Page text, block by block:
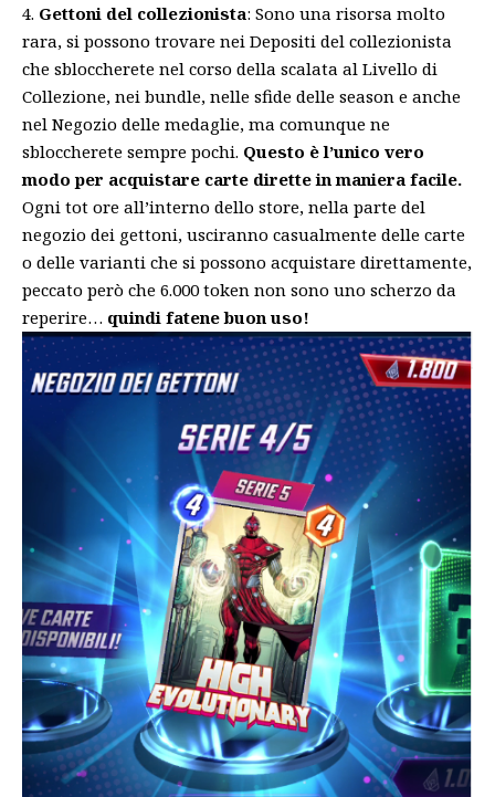
Gettoni del collezionista: Sono una risorsa molto
rara, si possono trovare nei Depositi del collezionista
che sbloccherete nel corso della scalata al Livello di
Collezione, nei bundle, nelle sfide delle season e anche
nel Negozio delle medaglie, ma comunque ne
sbloccherete sempre pochi. Questo è l’unico vero
modo per acquistare carte dirette in maniera facile.
Ogni tot ore all’interno dello store, nella parte del
negozio dei gettoni, usciranno casualmente delle carte
o delle varianti che si possono acquistare direttamente,
peccato però che 6.000 token non sono uno scherzo da
reperire… quindi fatene buon uso!